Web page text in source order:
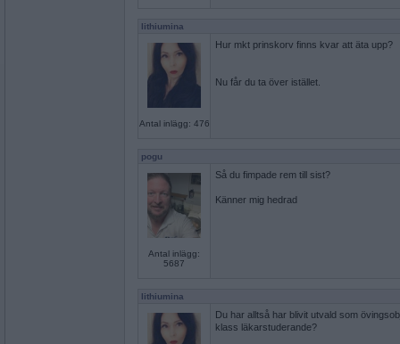
lithiumina
Antal inlägg: 476
Hur mkt prinskorv finns kvar att äta upp?
Nu får du ta över istället.
pogu
Antal inlägg:
5687
Så du fimpade rem till sist?
Känner mig hedrad
lithiumina
Du har alltså har blivit utvald som
klass läkarstuderande?